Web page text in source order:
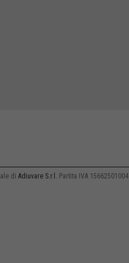
di Adiuvare S.r.l. Partita IVA 15662501004